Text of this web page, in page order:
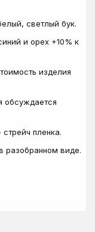
светлый бук.
и орех +10% к
изделия
обсуждается
пленка.
разобранном виде.